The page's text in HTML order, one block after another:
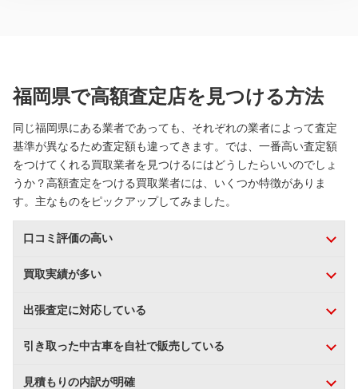
福岡県で高額査定店を見つける方法
同じ福岡県にある業者であっても、それぞれの業者によって査定
基準が異なるため査定額も違ってきます。では、一番高い査定額
をつけてくれる買取業者を見つけるにはどうしたらいいのでしょ
うか？高額査定をつける買取業者には、いくつか特徴がありま
す。主なものをピックアップしてみました。
口コミ評価の高い
買取実績が多い
出張査定に対応している
引き取った中古車を自社で販売している
見積もりの内訳が明確